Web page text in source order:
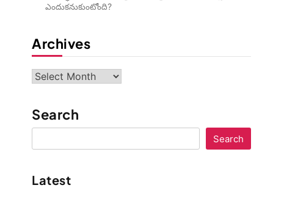
ఎందుకనుకుంటోంది?
Archives
Archives
Search
Search
Latest